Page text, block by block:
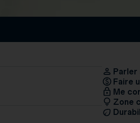
Parler
Faire
Me
Zone